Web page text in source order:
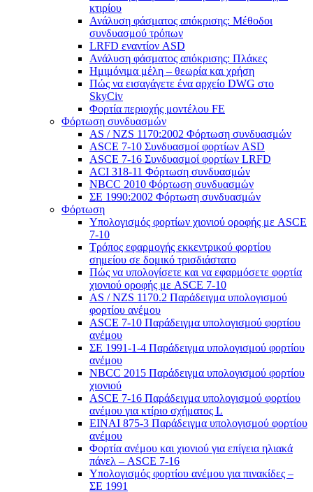
κτιρίου
Ανάλυση φάσματος απόκρισης: Μέθοδοι
συνδυασμού τρόπων
LRFD εναντίον ASD
Ανάλυση φάσματος απόκρισης: Πλάκες
Ημιμόνιμα μέλη – θεωρία και χρήση
Πώς να εισαγάγετε ένα αρχείο DWG στο
SkyCiv
Φορτία περιοχής μοντέλου FE
Φόρτωση συνδυασμών
AS / NZS 1170:2002 Φόρτωση συνδυασμών
ASCE 7-10 Συνδυασμοί φορτίων ASD
ASCE 7-16 Συνδυασμοί φορτίων LRFD
ACI 318-11 Φόρτωση συνδυασμών
NBCC 2010 Φόρτωση συνδυασμών
ΣΕ 1990:2002 Φόρτωση συνδυασμών
Φόρτωση
Υπολογισμός φορτίων χιονιού οροφής με ASCE
7-10
Τρόπος εφαρμογής εκκεντρικού φορτίου
σημείου σε δομικό τρισδιάστατο
Πώς να υπολογίσετε και να εφαρμόσετε φορτία
χιονιού οροφής με ASCE 7-10
AS / NZS 1170.2 Παράδειγμα υπολογισμού
φορτίου ανέμου
ASCE 7-10 Παράδειγμα υπολογισμού φορτίου
ανέμου
ΣΕ 1991-1-4 Παράδειγμα υπολογισμού φορτίου
ανέμου
NBCC 2015 Παράδειγμα υπολογισμού φορτίου
χιονιού
ASCE 7-16 Παράδειγμα υπολογισμού φορτίου
ανέμου για κτίριο σχήματος L
ΕΙΝΑΙ 875-3 Παράδειγμα υπολογισμού φορτίου
ανέμου
Φορτία ανέμου και χιονιού για επίγεια ηλιακά
πάνελ – ASCE 7-16
Υπολογισμός φορτίου ανέμου για πινακίδες –
ΣΕ 1991